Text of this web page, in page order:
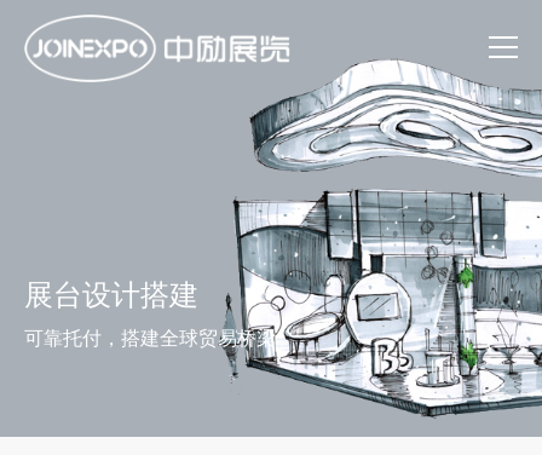
展台设计搭建
可靠托付，搭建全球贸易桥梁